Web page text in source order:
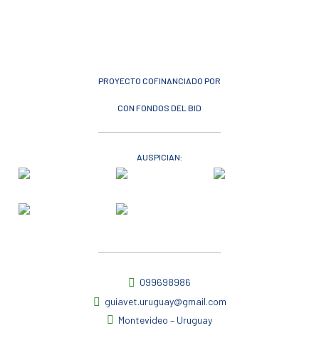
PROYECTO COFINANCIADO POR
CON FONDOS DEL BID
AUSPICIAN:
099698986
guiavet.uruguay@gmail.com
Montevideo – Uruguay